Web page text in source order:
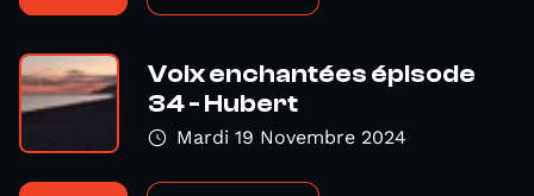
Voix enchantées épisode
34 - Hubert
Mardi 19 Novembre 2024